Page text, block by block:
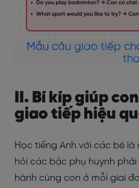
Mẫu câu giao tiếp
II. Bí kíp giúp
giao tiếp hiệu
Học tiếng Anh với các bé
hỏi các bậc phụ huynh
hành cùng con ở mỗi giai